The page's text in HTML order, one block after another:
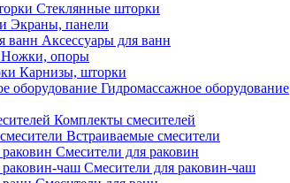
Стеклянные шторки
Экраны, панели
Аксессуары для ванн
Ножки, опоры
Карнизы, шторки
Гидромассажное оборудование
Комплекты смесителей
Встраиваемые смесители
Смесители для раковин
Смесители для раковин-чаш